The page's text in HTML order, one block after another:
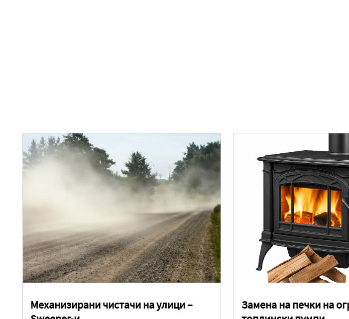
Механизирани чистачи на улици –
Замена на печки на